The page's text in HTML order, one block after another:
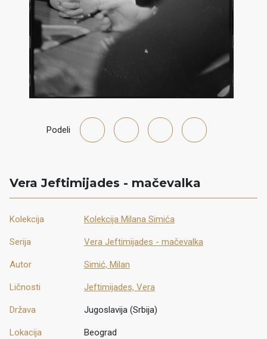
Podeli
Vera Jeftimijades - mačevalka
Kolekcija Kolekcija Milana Simića
Serija Vera Jeftimijades - mačevalka
Autor Simić, Milan
Ličnosti Jeftimijades, Vera
Država Jugoslavija (Srbija)
Lokacija Beograd